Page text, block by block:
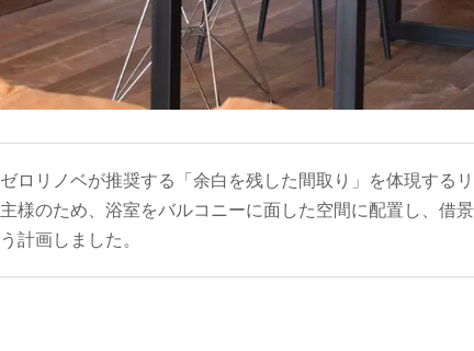
ゼロリノベが推奨する「余白を残した間取り」を体現する
主様のため、浴室をバルコニーに面した空間に配置し、借
う計画しました。